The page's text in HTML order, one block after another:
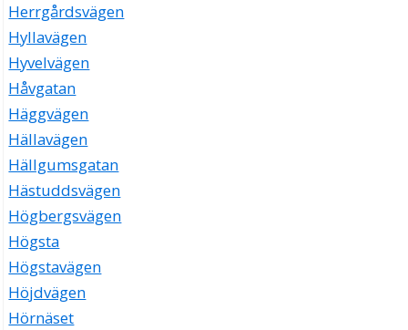
Herrgårdsvägen
Hyllavägen
Hyvelvägen
Håvgatan
Häggvägen
Hällavägen
Hällgumsgatan
Hästuddsvägen
Högbergsvägen
Högsta
Högstavägen
Höjdvägen
Hörnäset